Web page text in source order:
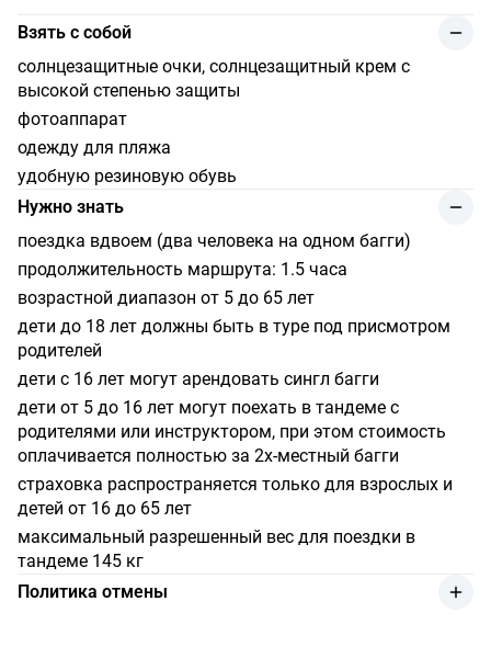
Взять с собой
солнцезащитные очки, солнцезащитный крем с
высокой степенью защиты
фотоаппарат
одежду для пляжа
удобную резиновую обувь
Нужно знать
поездка вдвоем (два человека на одном багги)
продолжительность маршрута: 1.5 часа
возрастной диапазон от 5 до 65 лет
дети до 18 лет должны быть в туре под присмотром
родителей
дети с 16 лет могут арендовать сингл багги
дети от 5 до 16 лет могут поехать в тандеме с
родителями или инструктором, при этом стоимость
оплачивается полностью за 2х-местный багги
страховка распространяется только для взрослых и
детей от 16 до 65 лет
максимальный разрешенный вес для поездки в
тандеме 145 кг
Политика отмены